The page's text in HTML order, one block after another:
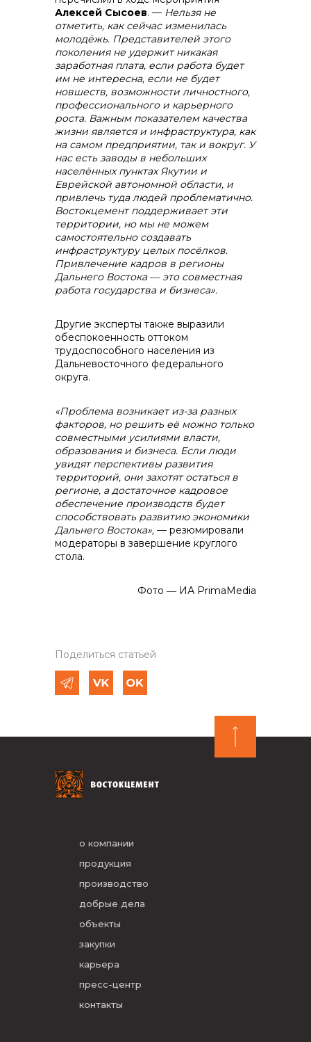
Алексей Сысоев. — Нельзя не
отметить, как сейчас изменилась
молодёжь. Представителей этого
поколения не удержит никакая
заработная плата, если работа будет
им не интересна, если не будет
новшеств, возможности личностного,
профессионального и карьерного
роста. Важным показателем качества
жизни является и инфраструктура, как
на самом предприятии, так и вокруг. У
нас есть заводы в небольших
населённых пунктах Якутии и
Еврейской автономной области, и
привлечь туда людей проблематично.
Востокцемент поддерживает эти
территории, но мы не можем
самостоятельно создавать
инфраструктуру целых посёлков.
Привлечение кадров в регионы
Дальнего Востока― это совместная
работа государства и бизнеса».
Другие эксперты также выразили
обеспокоенность оттоком
трудоспособного населения из
Дальневосточного федерального
округа.
«Проблема возникает из-за разных
факторов, но решить её можно только
совместными усилиями власти,
образования и бизнеса. Если люди
увидят перспективы развития
территорий, они захотят остаться в
регионе, а достаточное кадровое
обеспечение производств будет
способствовать развитию экономики
Дальнего Востока», — резюмировали
модераторы в завершение круглого
стола.
Фото ― ИА PrimaMedia
Поделиться статьей
о компании
продукция
производство
добрые дела
объекты
закупки
карьера
пресс-центр
контакты